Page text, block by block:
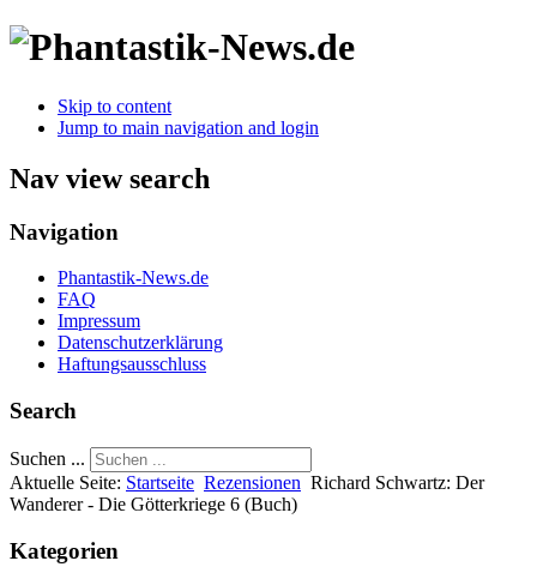
Skip to content
Jump to main navigation and login
Nav view search
Navigation
Phantastik-News.de
FAQ
Impressum
Datenschutzerklärung
Haftungsausschluss
Search
Suchen ...
Aktuelle Seite: Startseite Rezensionen Richard Schwartz: Der
Wanderer - Die Götterkriege 6 (Buch)
Kategorien